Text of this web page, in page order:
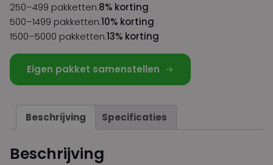
250–499 pakketten:8% korting
500–1499 pakketten:10% korting
1500–5000 pakketten:13% korting
Eigen pakket samenstellen
Beschrijving Specificaties
Beschrijving